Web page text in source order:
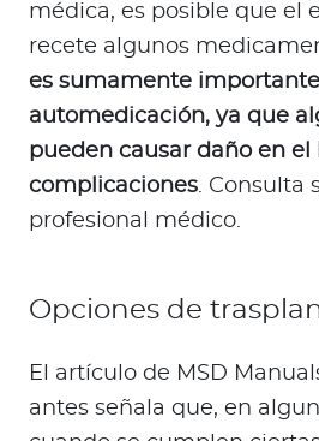
médica, es posible que el
recete algunos
es sumamente
automedicación, ya que
pueden causar daño en
complicaciones. Consulta
profesional médico.
Opciones de
El artículo de MSD
antes señala que, en